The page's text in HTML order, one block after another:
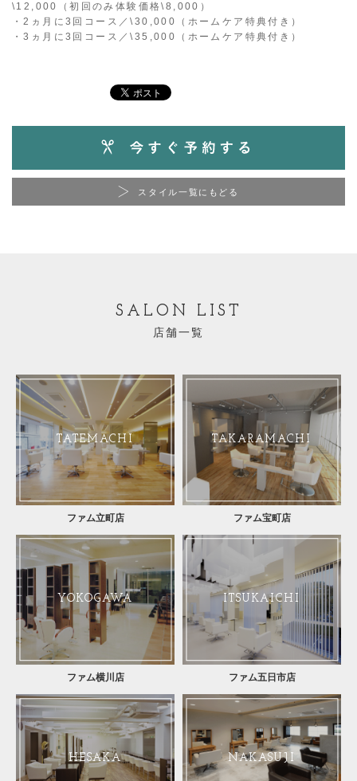
\12,000（初回のみ体験価格\8,000）
・2ヵ月に3回コース／\30,000（ホームケア特典付き）
・3ヵ月に3回コース／\35,000（ホームケア特典付き）
スタイル一覧にもどる
SALON LIST
店舗一覧
TATEMACHI
ファム立町店
TAKARAMACHI
ファム宝町店
YOKOGAWA
ファム横川店
ITSUKAICHI
ファム五日市店
HESAKA NAKASUJI